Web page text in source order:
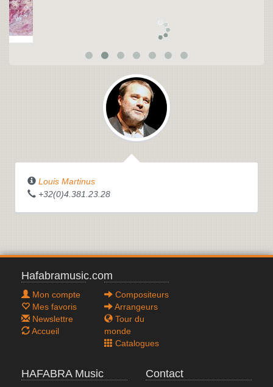
Louis Martinus
+32(0)4.381.23.28
Hafabramusic.com
Mon compte
Mes favoris
Newslettre
Accueil
Compositeurs
Arrangeurs
Tour du
monde
Catalogues
HAFABRA Music Contact